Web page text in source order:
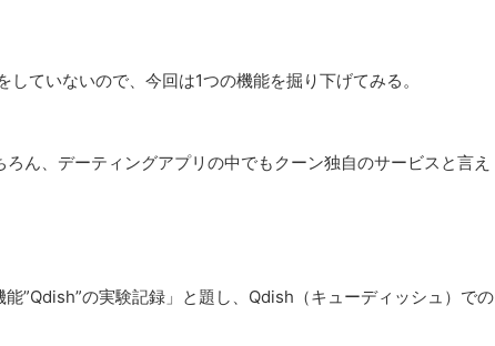
ていないので、今回は1つの機能を掘り下げてみる。
ん、デーティングアプリの中でもクーン独自のサービスと言え
”Qdish”の実験記録」と題し、Qdish（キューディッシュ）での